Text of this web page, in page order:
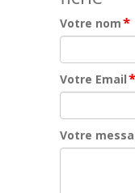
Votre nom*
Votre Email*
Votre